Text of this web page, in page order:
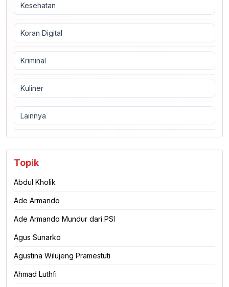
Kesehatan
Koran Digital
Kriminal
Kuliner
Lainnya
Topik
Abdul Kholik
Ade Armando
Ade Armando Mundur dari PSI
Agus Sunarko
Agustina Wilujeng Pramestuti
Ahmad Luthfi